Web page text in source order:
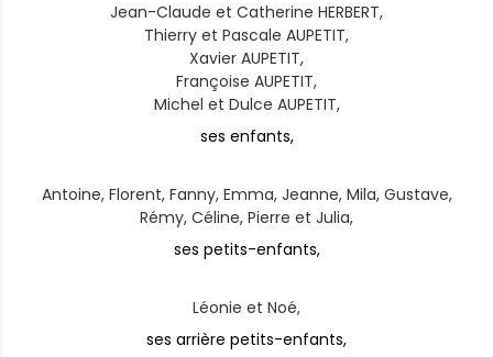
Jean-Claude et Catherine HERBERT,
Thierry et Pascale AUPETIT,
Xavier AUPETIT,
Françoise AUPETIT,
Michel et Dulce AUPETIT,
ses enfants,
Antoine, Florent, Fanny, Emma, Jeanne, Mila, Gustave,
Rémy, Céline, Pierre et Julia,
ses petits-enfants,
Léonie et Noé,
ses arrière petits-enfants,